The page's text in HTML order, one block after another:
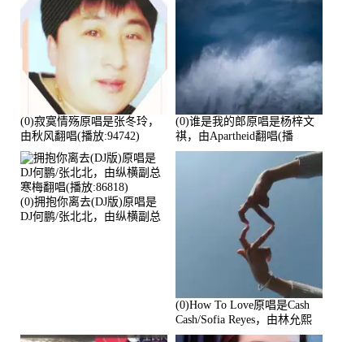
(0)寂寞情殇原唱是张冬玲，
由秋风翻唱(播放:94742)
(0)谁是我的郎原唱是杨梓文
祺，由Apartheid翻唱(播
放:94178)
(0)拥抱你离去(DJ版)原唱是
DJ何鹏/张北北，由纵横副总
(0)How To Love原唱是Cash
Cash/Sofia Reyes，由林允熙
翻唱(播放:84447)